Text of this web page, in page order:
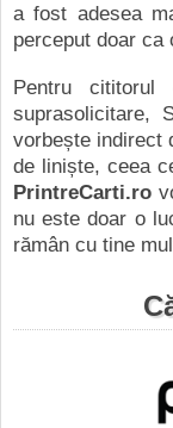
a fost adesea
perceput doar
Pentru cititorul
suprasolicitare,
vorbește indirect
de liniște, ceea
PrintreCarti.ro
nu este doar o
rămân cu tine